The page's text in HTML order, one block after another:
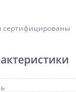
сертифицированы